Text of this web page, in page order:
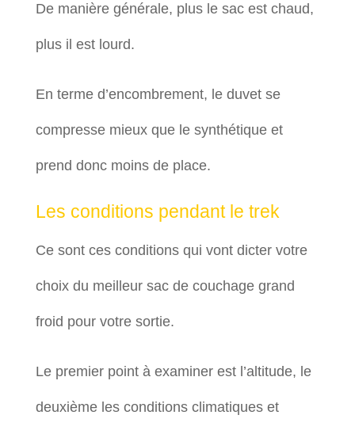
De manière générale, plus le sac est chaud,
plus il est lourd.
En terme d’encombrement, le duvet se
compresse mieux que le synthétique et
prend donc moins de place.
Les conditions pendant le trek
Ce sont ces conditions qui vont dicter votre
choix du meilleur sac de couchage grand
froid pour votre sortie.
Le premier point à examiner est l’altitude, le
deuxième les conditions climatiques et